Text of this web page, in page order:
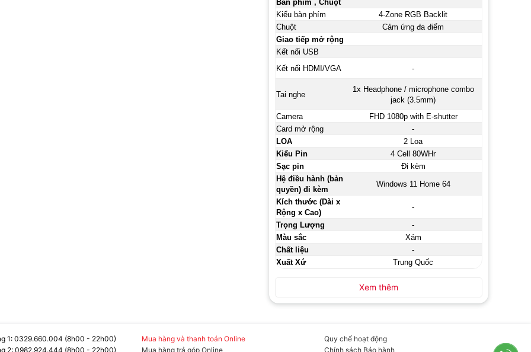
Bàn phím , Chuột
Kiểu bàn phím
4-Zone RGB Backlit
Chuột
Cảm ứng đa điểm
Giao tiếp mở rộng
Kết nối USB
Kết nối HDMI/VGA
-
Tai nghe
1x Headphone / microphone combo
jack (3.5mm)
Camera
FHD 1080p with E-shutter
Card mở rộng
-
LOA
2 Loa
Kiểu Pin
4 Cell 80WHr
Sạc pin
Đi kèm
Hệ điều hành (bản
quyền) đi kèm
Windows 11 Home 64
Kích thước (Dài x
Rộng x Cao)
-
Trọng Lượng
-
Màu sắc
Xám
Chất liệu
-
Xuất Xứ
Trung Quốc
Xem thêm
1: 0329.660.004 (8h00 - 22h00)
2: 0982.924.444 (8h00 - 22h00)
Mua hàng và thanh toán Online
Mua hàng trả góp Online
Quy chế hoạt động
Chính sách Bảo hành